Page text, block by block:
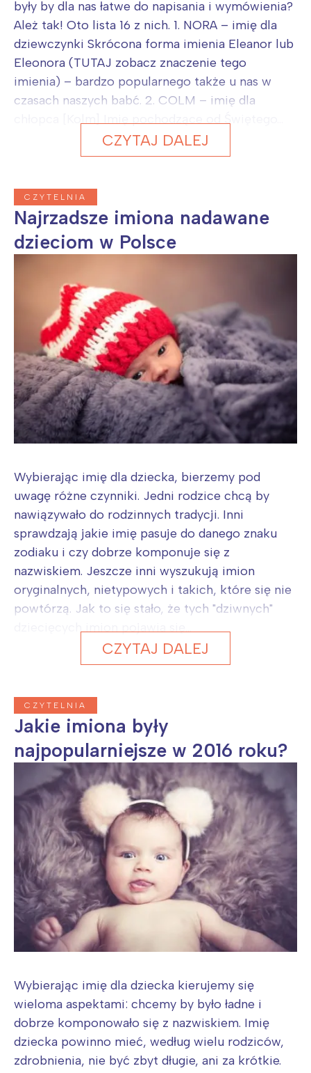
były by dla nas łatwe do napisania i wymówienia?
Ależ tak! Oto lista 16 z nich. 1. NORA – imię dla
dziewczynki Skrócona forma imienia Eleanor lub
Eleonora (TUTAJ zobacz znaczenie tego
imienia) – bardzo popularnego także u nas w
czasach naszych babć. 2. COLM – imię dla
CZYTAJ DALEJ
CZYTELNIA
Najrzadsze imiona nadawane
dzieciom w Polsce
Wybierając imię dla dziecka, bierzemy pod
uwagę różne czynniki. Jedni rodzice chcą by
nawiązywało do rodzinnych tradycji. Inni
sprawdzają jakie imię pasuje do danego znaku
zodiaku i czy dobrze komponuje się z
nazwiskiem. Jeszcze inni wyszukują imion
oryginalnych, nietypowych i takich, które się nie
powtórzą. Jak to się stało, że tych "dziwnych"
CZYTAJ DALEJ
CZYTELNIA
Jakie imiona były
najpopularniejsze w 2016 roku?
Wybierając imię dla dziecka kierujemy się
wieloma aspektami: chcemy by było ładne i
dobrze komponowało się z nazwiskiem. Imię
dziecka powinno mieć, według wielu rodziców,
zdrobnienia, nie być zbyt długie, ani za krótkie.